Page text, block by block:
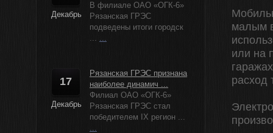
Декабрь
В филиале ОАО «ОГК-6»
Рязанская ГРЭС
подведены итоги городск
... ...
17
Декабрь
Рязанская ГРЭС признана
наиболее динамич ...
Филиал ОАО «ОГК-6»
Рязанская ГРЭС стал
победителем IX регион ...
...
малым
или на
расход